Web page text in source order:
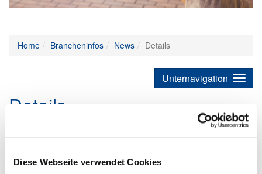
Diese Webseite verwendet Cookies
Home Brancheninfos News Details
Unternavigation
Details
Vorteilspreis